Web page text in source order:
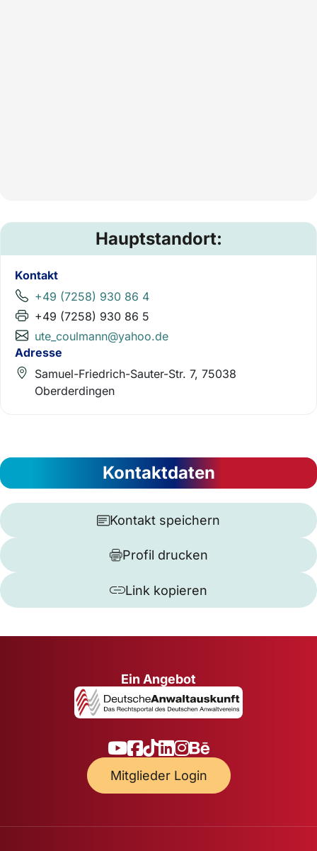
Hauptstandort:
Kontakt
+49 (7258) 930 86 4
+49 (7258) 930 86 5
ute_coulmann@yahoo.de
Adresse
Samuel-Friedrich-Sauter-Str. 7, 75038
Oberderdingen
Kontaktdaten
Kontakt speichern
Profil drucken
Link kopieren
Ein Angebot
Mitglieder Login